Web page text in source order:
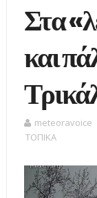
Στα
και
meteoravoice
ΤΟΠΙΚΑ